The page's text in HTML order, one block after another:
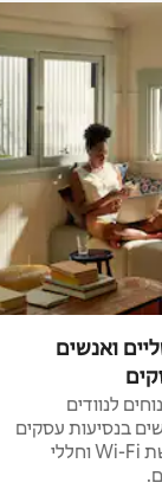
ואנשים
לנוודים
בנסיעות עסקים
עם חיבור לרשת Wi-Fi וחללי